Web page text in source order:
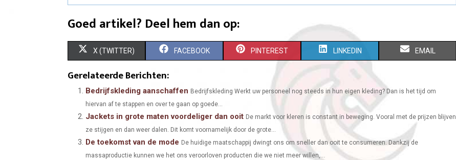
Goed artikel? Deel hem dan op:
S
R
O
X (TWITTER) S
A
R
O
FACEBOOK S
O
PINTEREST S
A
O
LINKEDIN S
A
E
O
EMAIL
Gerelateerde Berichten:
Bedrijfskleding aanschaffen Bedrijfskleding Werkt uw personeel nog steeds in hun eigen kleding? Dan is het tijd om
hiervan af te stappen en over te gaan op goede...
Jackets in grote maten voordeliger dan ooit De markt voor kleren is constant in beweging. Vooral met de prijzen blijven
ze stijgen en dan weer dalen. Dit komt voornamelijk door de grote...
De toekomst van de mode De huidige maatschappij dwingt ons om sneller dan ooit te consumeren. Dankzij de
massaproductie kunnen we het ons veroorloven producten die we niet meer willen,...